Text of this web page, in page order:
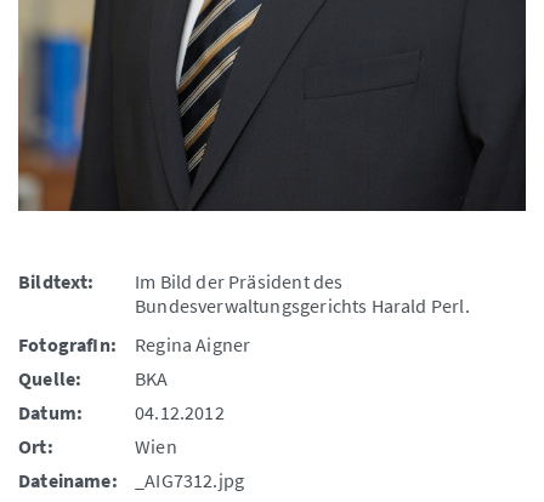
Bildtext:
Im Bild der Präsident des
Bundesverwaltungsgerichts Harald Perl.
FotografIn:
Regina Aigner
Quelle:
BKA
Datum:
04.12.2012
Ort:
Wien
Dateiname:
_AIG7312.jpg